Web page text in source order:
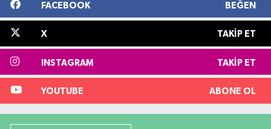
FACEBOOK BEĞEN
X TAKIP ET
INSTAGRAM TAKIP ET
YOUTUBE ABONE OL